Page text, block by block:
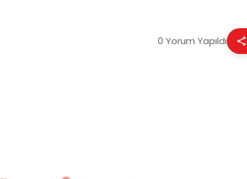
0 Yorum Yapıldı